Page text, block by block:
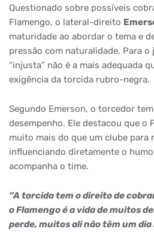
Questionado sobre possíveis
Flamengo, o lateral-direito
maturidade ao abordar o tema e
pressão com naturalidade. Para o
“injusta” não é a mais adequada
exigência da torcida rubro-negra.
Segundo Emerson, o torcedor
desempenho. Ele destacou que o
muito mais do que um clube para
influenciando diretamente o
acompanha o time.
“A torcida tem o direito de
o Flamengo é a vida de muitos
perde, muitos ali não têm um